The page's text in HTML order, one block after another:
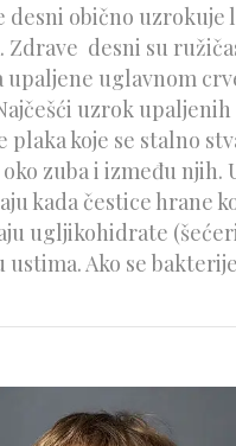
desni obično uzrokuje
Zdrave desni su
upaljene uglavnom
uzrok upaljenih
plaka koje se stalno
zuba i između njih.
kada čestice hrane
ugljikohidrate
ustima. Ako se